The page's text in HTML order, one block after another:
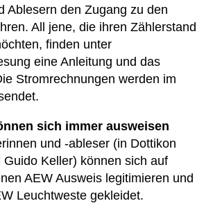
Ablesern den Zugang zu den
All jene, die ihren Zählerstand
finden unter
eine Anleitung und das
Stromrechnungen werden im
sich immer ausweisen
und -ableser (in Dottikon
Guido Keller) können sich auf
AEW Ausweis legitimieren und
Leuchtweste gekleidet.